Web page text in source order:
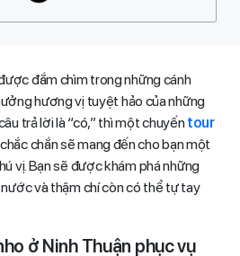
đắm chìm trong những cánh
hương vị tuyệt hảo của những
trả lời là “có,” thì một chuyến tour
chắc chắn sẽ mang đến cho bạn một
vị. Bạn sẽ được khám phá những
và thậm chí còn có thể tự tay
ở Ninh Thuận phục vụ